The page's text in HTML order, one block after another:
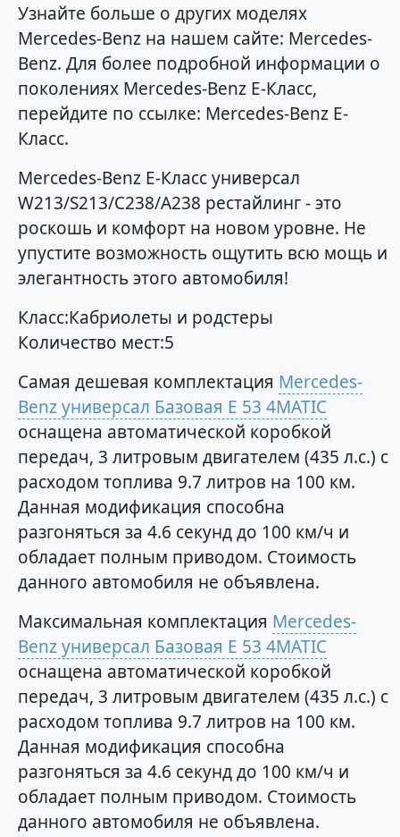
Узнайте больше о других моделях
Mercedes-Benz на нашем сайте: Mercedes-
Benz. Для более подробной информации о
поколениях Mercedes-Benz E-Класс,
перейдите по ссылке: Mercedes-Benz E-
Класс.
Mercedes-Benz E-Класс универсал
W213/S213/C238/A238 рестайлинг - это
роскошь и комфорт на новом уровне. Не
упустите возможность ощутить всю мощь и
элегантность этого автомобиля!
Класс:Кабриолеты и родстеры
Количество мест:5
Самая дешевая комплектация Mercedes-
Benz универсал Базовая E 53 4MATIC
оснащена автоматической коробкой
передач, 3 литровым двигателем (435 л.с.) с
расходом топлива 9.7 литров на 100 км.
Данная модификация способна
разгоняться за 4.6 секунд до 100 км/ч и
обладает полным приводом. Стоимость
данного автомобиля не объявлена.
Максимальная комплектация Mercedes-
Benz универсал Базовая E 53 4MATIC
оснащена автоматической коробкой
передач, 3 литровым двигателем (435 л.с.) с
расходом топлива 9.7 литров на 100 км.
Данная модификация способна
разгоняться за 4.6 секунд до 100 км/ч и
обладает полным приводом. Стоимость
данного автомобиля не объявлена.